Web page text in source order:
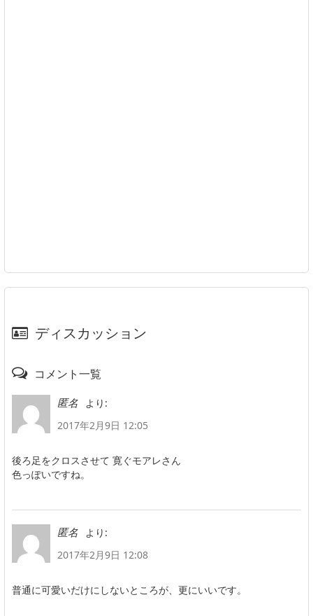
ディスカッション
コメント一覧
匿名
より:
2017年2月9日 12:05
後ろ足をクロスさせて 寛ぐモアレさん
色っぽいですね。
匿名
より:
2017年2月9日 12:08
普通に可愛いだけにしないところが、更にいいです。